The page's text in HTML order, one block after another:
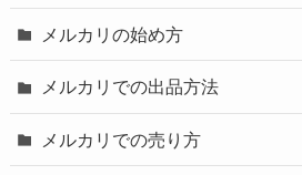
メルカリの始め方
メルカリでの出品方法
メルカリでの売り方